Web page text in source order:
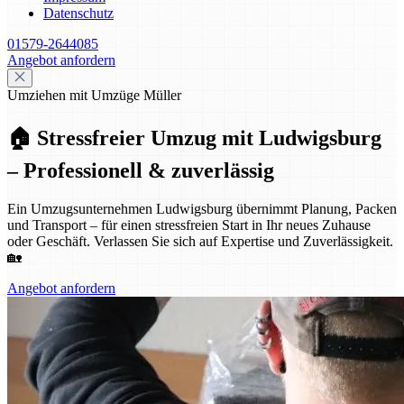
Datenschutz
01579-2644085
Angebot anfordern
Umziehen mit Umzüge Müller
🏠 Stressfreier Umzug mit Ludwigsburg
– Professionell & zuverlässig
Ein Umzugsunternehmen Ludwigsburg übernimmt Planung, Packen
und Transport – für einen stressfreien Start in Ihr neues Zuhause
oder Geschäft. Verlassen Sie sich auf Expertise und Zuverlässigkeit.
🏡
Angebot anfordern